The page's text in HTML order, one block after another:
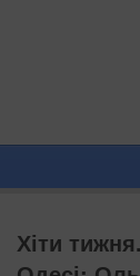
Хіти